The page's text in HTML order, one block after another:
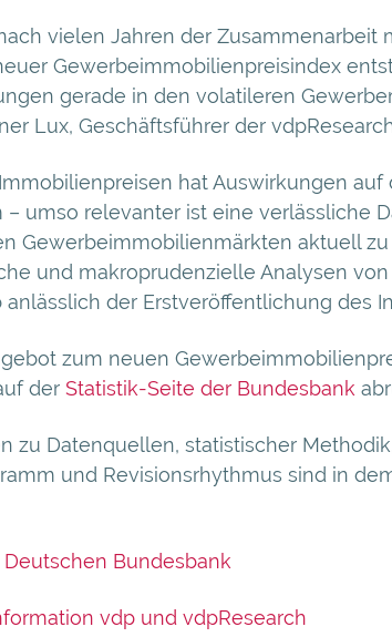
vielen Jahren der Zusammenarbeit
Gewerbeimmobilienpreisindex
gerade in den volatileren
Lux, Geschäftsführer der
hat Auswirkungen auf
– umso relevanter ist eine verlässliche
Gewerbeimmobilienmärkten aktuell
und makroprudenzielle Analysen von
der Erstveröffentlichung des
zum neuen
der Statistik-Seite der Bundesbank
zu Datenquellen, statistischer
und Revisionsrhythmus sind in
Bundesbank
vdp und vdpResearch